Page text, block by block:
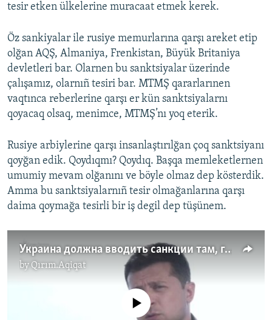
tesir etken ülkelerine muracaat etmek kerek.
Öz sankiyalar ile rusiye memurlarına qarşı areket etip
olğan AQŞ, Almaniya, Frenkistan, Büyük Britaniya
devletleri bar. Olarnen bu sanktsiyalar üzerinde
çalışamız, olarnıñ tesiri bar. MTMŞ qararlarınen
vaqtınca reberlerine qarşı er kün sanktsiyalarnı
qoyacaq olsaq, menimce, MTMŞ’nı yoq eterik.
Rusiye arbiylerine qarşı insanlaştırılğan çoq sanktsiyanı
qoyğan edik. Qoydıqmı? Qoydıq. Başqa memleketlernen
umumiy mevam olğanını ve böyle olmaz dep kösterdik.
Amma bu sanktsiyalarnıñ tesir olmağanlarına qarşı
daima qoymağa tesirli bir iş degil dep tüşünem.
Украина должна вводить санкции там, где они имеют влияние ‒ Зеленский (видео)
by Qırım.Aqiqat
No media source currently available